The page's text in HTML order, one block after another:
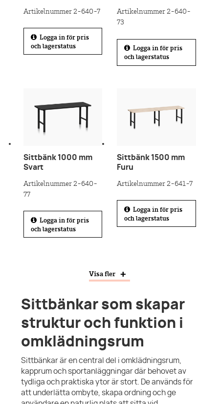
Artikelnummer 2-640-7
Logga in för pris
och lagerstatus
Artikelnummer 2-640-
73
Logga in för pris
och lagerstatus
Sittbänk 1000 mm
Svart
Artikelnummer 2-640-
77
Logga in för pris
och lagerstatus
Sittbänk 1500 mm
Furu
Artikelnummer 2-641-7
Logga in för pris
och lagerstatus
Visa fler
Sittbänkar som skapar
struktur och funktion i
omklädningsrum
Sittbänkar är en central del i omklädningsrum,
kapprum och sportanläggningar där behovet av
tydliga och praktiska ytor är stort. De används för
att underlätta ombyte, skapa ordning och ge